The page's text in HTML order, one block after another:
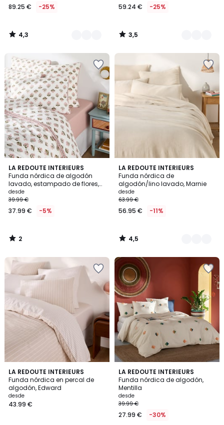
89.25 € -25%
4,3
/
59.24 € -25%
3,5
/
LA REDOUTE INTERIEURS
Funda nórdica de algodón
lavado, estampado de flores,
VANDI ECRU
desde
39.99 €
37.99 € -5%
2
/
5
2
/
LA REDOUTE INTERIEURS
Funda nórdica de
algodón/lino lavado, Marnie
desde
63.99 €
56.95 € -11%
4,5
/ 5
4
Colores
4,5
/
LA REDOUTE INTERIEURS
Funda nórdica en percal de
algodón, Edward
desde
43.99 €
3,5
/ 5
LA REDOUTE INTERIEURS
Funda nórdica de algodón,
Mentilla
desde
39.99 €
27.99 € -30%
4,6
/ 5